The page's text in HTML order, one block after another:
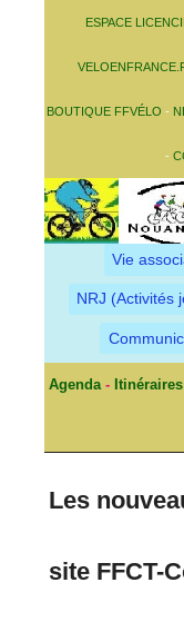
ESPACE
BOUTIQUE FFVÉLO -
-
Vie
NRJ (Activités
Agenda- Itinéraires
Les
site FFCT-